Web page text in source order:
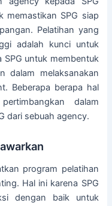
SPG siap
Pelatihan yang
adalah kunci untuk
SPG untuk membentuk
dalam melaksanakan
Beberapa berapa hal
dalam
dari sebuah agency.
program pelatihan
Hal ini karena SPG
dengan baik untuk